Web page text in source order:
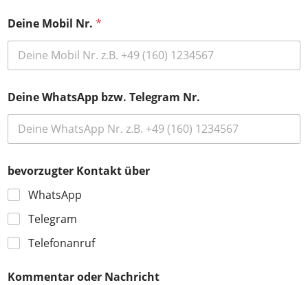
e
v
r
u
g
t
r
e
e
g
r
a
m
h
Deine Mobil Nr. *
Deine WhatsApp bzw. Telegram Nr.
bevorzugter Kontakt über
WhatsApp
Telegram
Telefonanruf
Kommentar oder Nachricht